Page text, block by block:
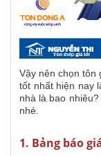
Vậy nên chọn tôn
tốt nhất hiện nay
nhà là bao
nhé.
1. Bảng báo